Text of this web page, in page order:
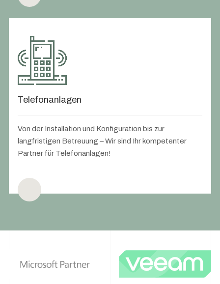
Telefonanlagen
Von der Installation und Konfiguration bis zur
langfristigen Betreuung – Wir sind Ihr kompetenter
Partner für Telefonanlagen!